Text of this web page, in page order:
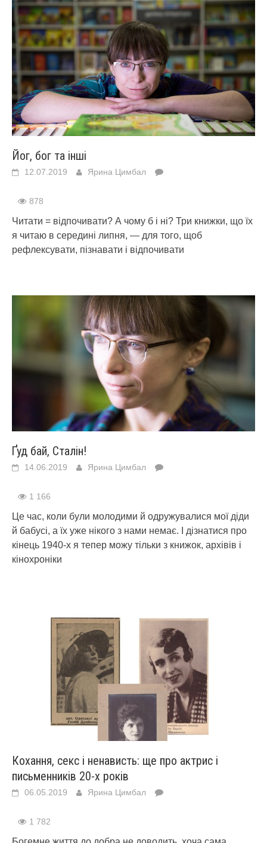
Йог, бог та інші
12.07.2019 Ярина Цимбал
878
Читати = відпочивати? А чому б і ні? Три книжки, що їх
я читаю в середині липня, — для того, щоб
рефлексувати, пізнавати і відпочивати
Ґуд бай, Сталін!
14.06.2019 Ярина Цимбал
1 166
Це час, коли були молодими й одружувалися мої діди
й бабусі, а їх уже нікого з нами немає. І дізнатися про
кінець 1940-х я тепер можу тільки з книжок, архівів і
кінохроніки
Кохання, секс і ненависть: ще про актрис і
письменників 20-х років
06.05.2019 Ярина Цимбал
1 782